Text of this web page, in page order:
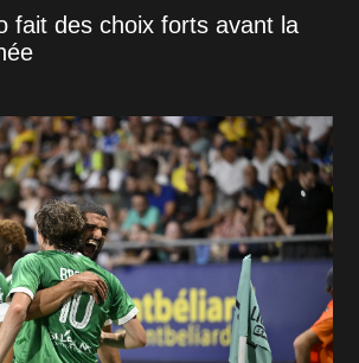
fait des choix forts avant la